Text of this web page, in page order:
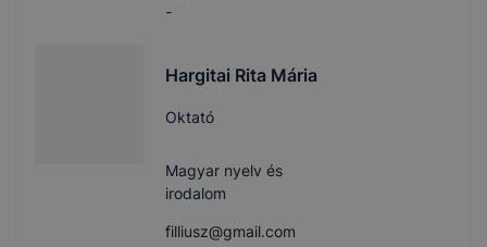
-
Hargitai Rita Mária
Oktató
Magyar nyelv és
irodalom
filliusz​@gmail.com